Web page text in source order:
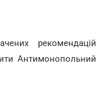
рекомендацій
Антимонопольний